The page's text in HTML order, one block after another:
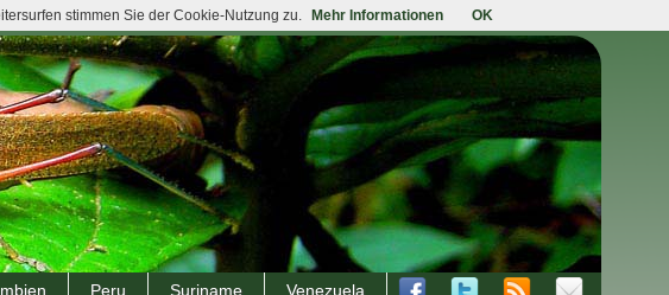
Peru Suriname Venezuela
stimmen Sie der Cookie-Nutzung zu. Mehr Informationen OK